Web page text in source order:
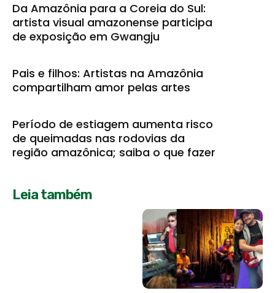
Da Amazônia para a Coreia do Sul:
artista visual amazonense participa
de exposição em Gwangju
Pais e filhos: Artistas na Amazônia
compartilham amor pelas artes
Período de estiagem aumenta risco
de queimadas nas rodovias da
região amazônica; saiba o que fazer
Leia também